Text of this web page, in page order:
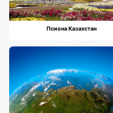
Псиона Казахстан